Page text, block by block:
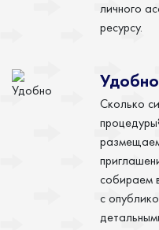
личного
ресурсу.
Удобно
Сколько
собираем
с